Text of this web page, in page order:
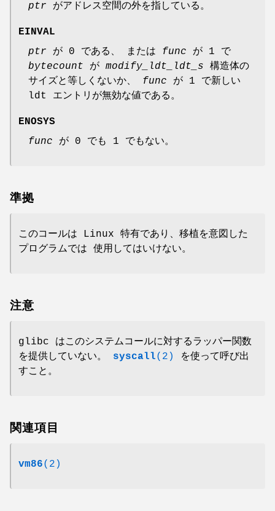
ptr がアドレス空間の外を指している。
EINVAL
ptr が 0 である、 または func が 1 で
bytecount が modify_ldt_ldt_s 構造体の
サイズと等しくないか、 func が 1 で新しい
ldt エントリが無効な値である。
ENOSYS
func が 0 でも 1 でもない。
準拠
このコールは Linux 特有であり、移植を意図した
プログラムでは 使用してはいけない。
注意
glibc はこのシステムコールに対するラッパー関数
を提供していない。 syscall(2)
を使って呼び出
すこと。
関連項目
vm86(2)